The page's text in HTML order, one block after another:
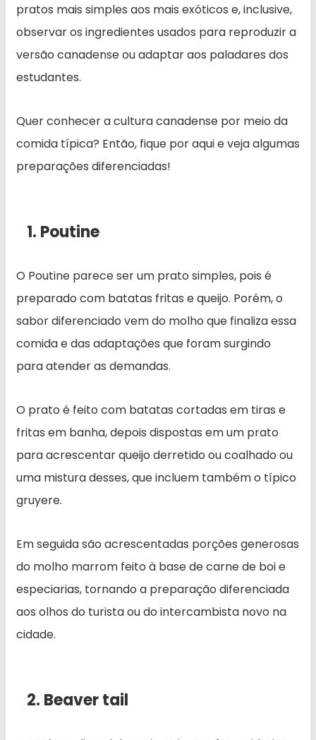
pratos mais simples aos mais exóticos e, inclusive,
observar os ingredientes usados para reproduzir a
versão canadense ou adaptar aos paladares dos
estudantes.
Quer conhecer a cultura canadense por meio da
comida típica? Então, fique por aqui e veja algumas
preparações diferenciadas!
1. Poutine
O Poutine parece ser um prato simples, pois é
preparado com batatas fritas e queijo. Porém, o
sabor diferenciado vem do molho que finaliza essa
comida e das adaptações que foram surgindo
para atender as demandas.
O prato é feito com batatas cortadas em tiras e
fritas em banha, depois dispostas em um prato
para acrescentar queijo derretido ou coalhado ou
uma mistura desses, que incluem também o típico
gruyere.
Em seguida são acrescentadas porções generosas
do molho marrom feito à base de carne de boi e
especiarias, tornando a preparação diferenciada
aos olhos do turista ou do intercambista novo na
cidade.
2. Beaver tail